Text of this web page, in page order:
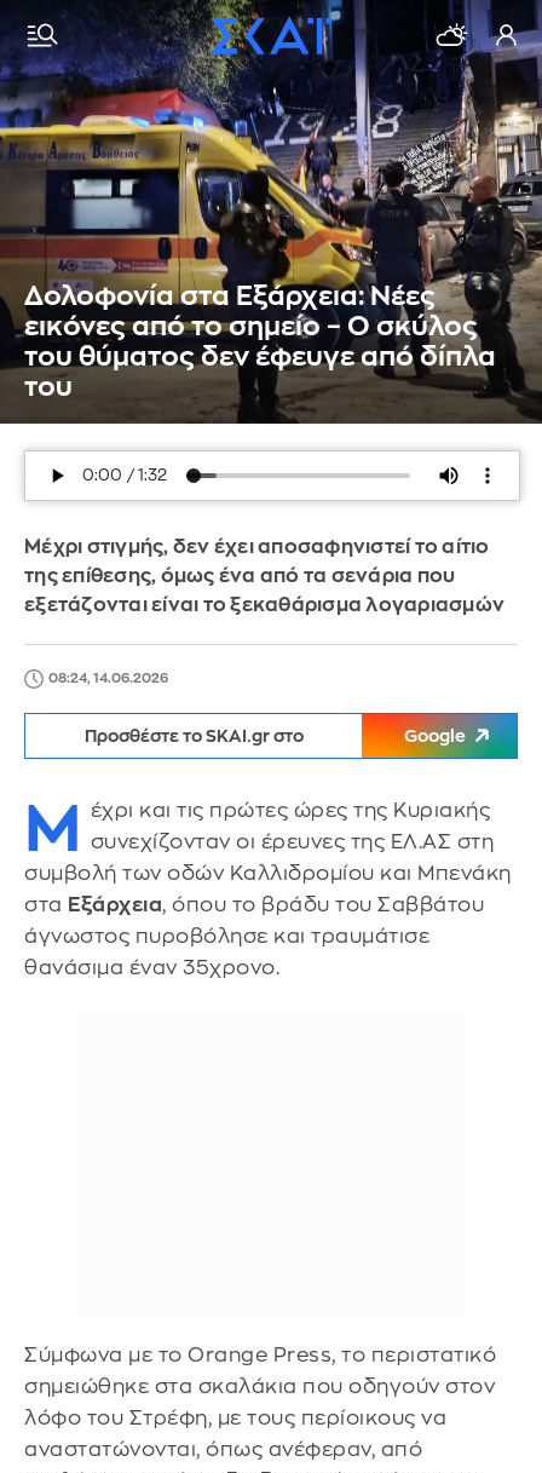
Δολοφονία στα Εξάρχεια: Νέες
εικόνες από το σημείο – Ο σκύλος
του θύματος δεν έφευγε από δίπλα
του
Μέχρι στιγμής, δεν έχει αποσαφηνιστεί το αίτιο
της επίθεσης, όμως ένα από τα σενάρια που
εξετάζονται είναι το ξεκαθάρισμα λογαριασμών
08:24, 14.06.2026
Προσθέστε το SKAI.gr στο Google
Μ
έχρι και τις πρώτες ώρες της Κυριακής
συνεχίζονταν οι έρευνες της ΕΛ.ΑΣ στη
συμβολή των οδών Καλλιδρομίου και Μπενάκη
στα Εξάρχεια, όπου το βράδυ του Σαββάτου
άγνωστος πυροβόλησε και τραυμάτισε
θανάσιμα έναν 35χρονο.
Σύμφωνα με το Orange Press, το περιστατικό
σημειώθηκε στα σκαλάκια που οδηγούν στον
λόφο του Στρέφη, με τους περίοικους να
αναστατώνονται, όπως ανέφεραν, από